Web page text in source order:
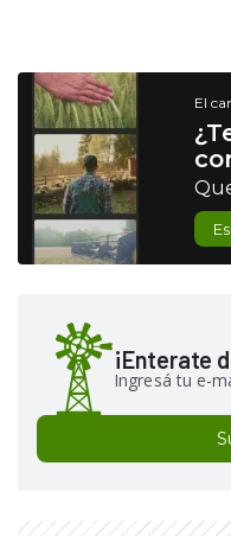
El
¡Enterate
Ingresá tu e-